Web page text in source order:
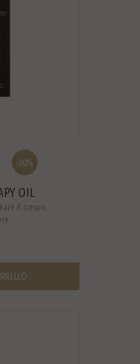
-20%
OIL
il crespo,
...